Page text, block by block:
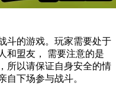
斗的游戏。玩家需要处于
和盟友， 需要注意的是
所以请保证自身安全的情
自下场参与战斗。